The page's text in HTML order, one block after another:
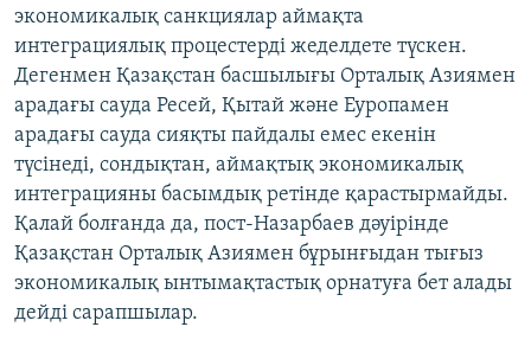
экономикалық санкциялар аймақта
интеграциялық процестерді жеделдете түскен.
Дегенмен Қазақстан басшылығы Орталық Азиямен
арадағы сауда Ресей, Қытай және Еуропамен
арадағы сауда сияқты пайдалы емес екенін
түсінеді, сондықтан, аймақтық экономикалық
интеграцияны басымдық ретінде қарастырмайды.
Қалай болғанда да, пост-Назарбаев дәуірінде
Қазақстан Орталық Азиямен бұрынғыдан тығыз
экономикалық ынтымақтастық орнатуға бет алады
дейді сарапшылар.